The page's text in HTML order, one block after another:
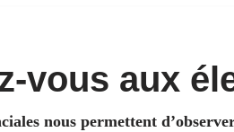
vous aux
nous permettent